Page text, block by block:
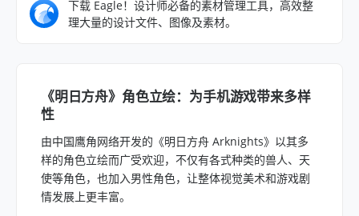
下载 Eagle！设计师必备的素材管理工具，高效整
理大量的设计文件、图像及素材。
《明日方舟》角色立绘：为手机游戏带来多样
性
由中国鹰角网络开发的《明日方舟 Arknights》以其多
样的角色立绘而广受欢迎，不仅有各式种类的兽人、天
使等角色，也加入男性角色，让整体视觉美术和游戏剧
情发展上更丰富。